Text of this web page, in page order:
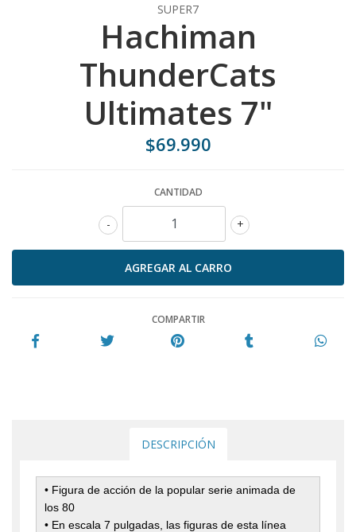
SUPER7
Hachiman
ThunderCats
Ultimates 7"
$69.990
CANTIDAD
+
-
COMPARTIR
DESCRIPCIÓN
• Figura de acción de la popular serie animada de
los 80
• En escala 7 pulgadas, las figuras de esta línea